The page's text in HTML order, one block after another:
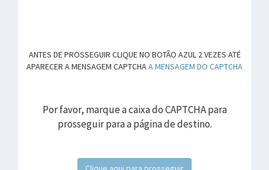
ANTES DE PROSSEGUIR CLIQUE NO BOTÃO AZUL 2 VEZES ATÉ
APARECER A MENSAGEM CAPTCHAA MENSAGEM DO CAPTCHA
Por favor, marque a caixa do CAPTCHA para
prosseguir para a página de destino.